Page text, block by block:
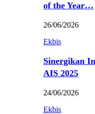
of the Year…
26/06/2026
Ekbis
Sinergikan
AIS 2025
24/06/2026
Ekbis